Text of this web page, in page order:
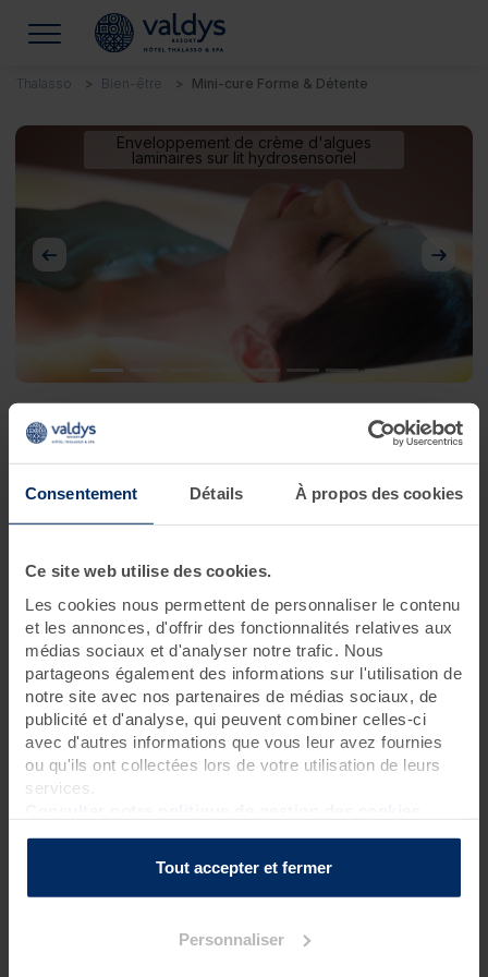
Consentement Détails À propos des cookies
Ce site web utilise des cookies.
Les cookies nous permettent de personnaliser le contenu
et les annonces, d'offrir des fonctionnalités relatives aux
médias sociaux et d'analyser notre trafic. Nous
partageons également des informations sur l'utilisation de
notre site avec nos partenaires de médias sociaux, de
publicité et d'analyse, qui peuvent combiner celles-ci
avec d'autres informations que vous leur avez fournies
ou qu'ils ont collectées lors de votre utilisation de leurs
services.
Tout accepter et fermer
Personnaliser
Thalasso Bien-être Mini-cure Forme & Détente
Enveloppement de crème d'algues
laminaires sur lit hydrosensoriel
Précédent
Mini-cure Forme & Détente
Je souhaite lâcher-prise
3 jours • 12 soins
Ce séjour phare, dont le programme allie soins relaxants,
prendre soin de soi, se reposer et faire le plein d’énergie.
Programme des soins
Soins thalasso
1 pluie marine ?
1 douche à jet massant (protocole du Docteur Bagot)
3 bains hydromassants aux cristaux de mer ou à la gelée
2 enveloppements de crème d'algues laminaires sur